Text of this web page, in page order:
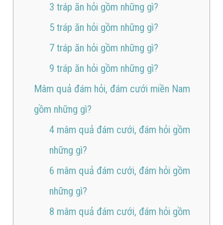
3 tráp ăn hỏi gồm những gì?
5 tráp ăn hỏi gồm những gì?
7 tráp ăn hỏi gồm những gì?
9 tráp ăn hỏi gồm những gì?
Mâm quả đám hỏi, đám cưới miền Nam
gồm những gì?
4 mâm quả đám cưới, đám hỏi gồm
những gì?
6 mâm quả đám cưới, đám hỏi gồm
những gì?
8 mâm quả đám cưới, đám hỏi gồm